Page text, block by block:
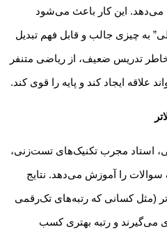
می‌دهد. این کار باعث می‌شود
چیزی جالب و قابل فهم تبدیل
تدریس ضعیف، از ریاضی متنفر
علاقه ایجاد کند و پایه را قوی کند.
استاد مجرب تکنیک‌های تست‌زنی،
را آموزش می‌دهد. نتایج
(مثل کسانی که رتبه‌های تک‌رقمی
می‌گیرند و رتبه بهتری کسب